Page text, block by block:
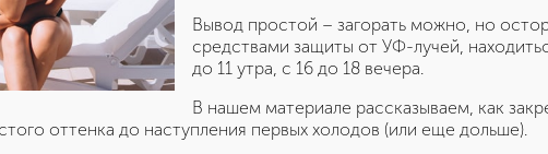
Вывод простой – загорать можно, но
средствами защиты от УФ-лучей,
до 11 утра, с 16 до 18 вечера.
В нашем материале рассказываем, как
оттенка до наступления первых холодов (или еще дольше).